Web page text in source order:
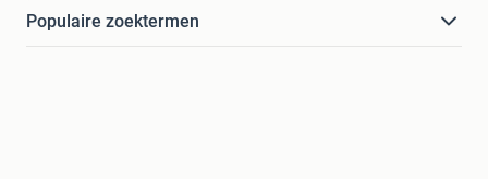
Populaire zoektermen